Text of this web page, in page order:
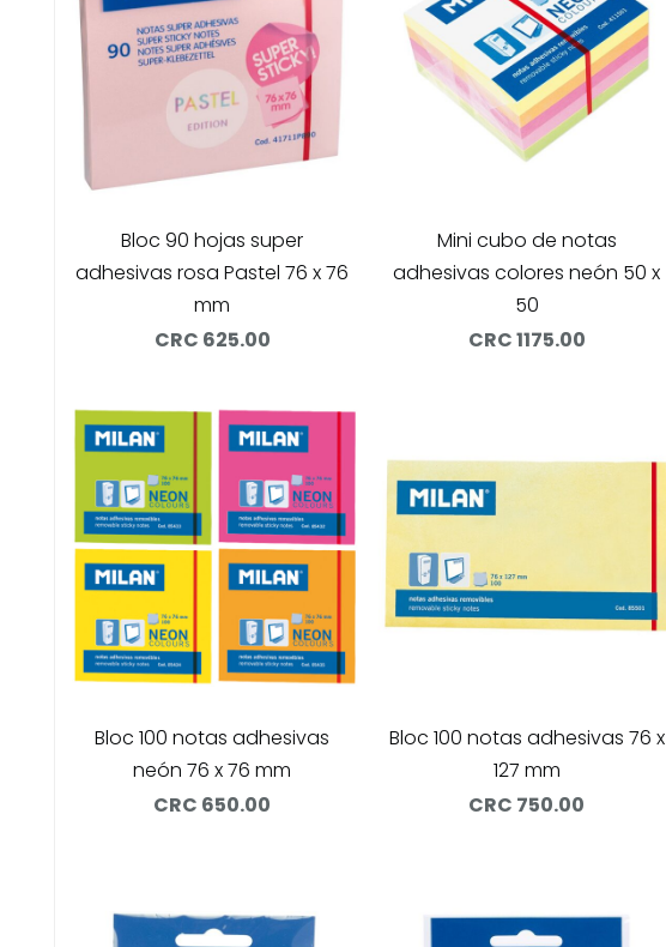
Bloc 90 hojas super
adhesivas rosa Pastel 76 x 76
mm
CRC 625.00
Mini cubo de notas
adhesivas colores neón 50 x
50
CRC 1175.00
Bloc 100 notas adhesivas
neón 76 x 76 mm
CRC 650.00
Bloc 100 notas adhesivas 76 x
127 mm
CRC 750.00